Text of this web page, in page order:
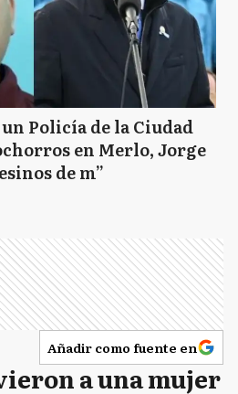
Policía de la Ciudad
en Merlo, Jorge
de m”
Añadir como fuente en
a una mujer